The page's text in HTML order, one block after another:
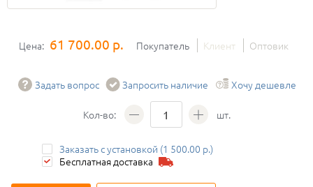
Цена: 61 700.00 р. Покупатель Клиент Оптовик
Задать вопрос Запросить наличие Хочу дешевле
Кол-во: шт.
Заказать с установкой (1 500.00 р.)
Бесплатная доставка